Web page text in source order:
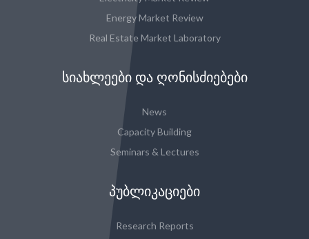
Energy Market Review
Real Estate Market Laboratory
ᲡᲘᲐᲮᲚᲔᲔᲑᲘ ᲓᲐ ᲦᲝᲜᲘᲡᲫᲘᲔᲑᲔᲑᲘ
News
Capacity Building
Seminars & Lectures
ᲞᲣᲑᲚᲘᲙᲐᲪᲘᲔᲑᲘ
Research Reports